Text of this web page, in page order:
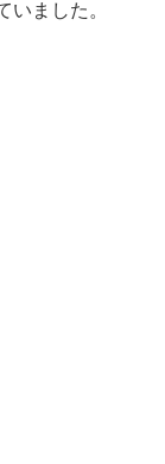
ました。